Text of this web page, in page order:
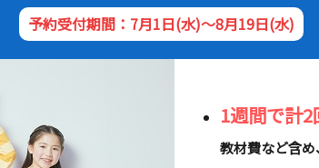
予約受付期間：7月1日(水)～8月19日(水)
1週間で計
教材費など含め、